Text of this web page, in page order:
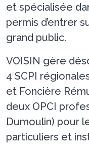
et spécialisée
permis d’entrer
grand public.
VOISIN gère
4 SCPI
et Foncière
deux OPCI
Dumoulin) pour
particuliers et